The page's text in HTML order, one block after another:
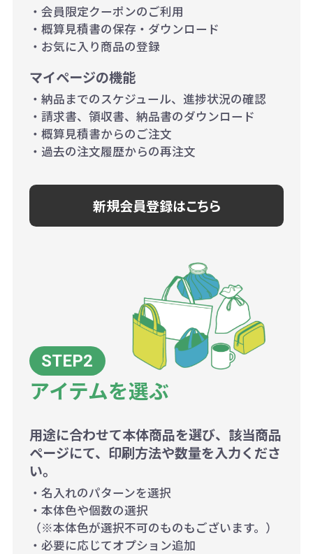
り）
・会員限定クーポンのご利用
・概算見積書の保存・ダウンロード
・お気に入り商品の登録
マイページの機能
・納品までのスケジュール、進捗状況の確認
・請求書、領収書、納品書のダウンロード
・概算見積書からのご注文
・過去の注文履歴からの再注文
新規会員登録はこちら
アイテムを選ぶ
用途に合わせて本体商品を選び、該当商品
ページにて、印刷方法や数量を入力くださ
い。
・名入れのパターンを選択
・本体色や個数の選択
（※本体色が選択不可のものもございます。）
・必要に応じてオプション追加